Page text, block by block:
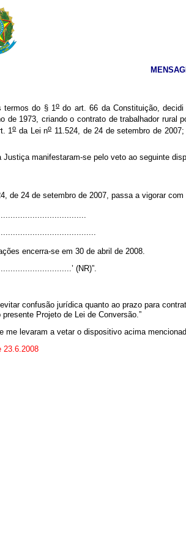
termos do § 1o do art. 66 da Constituição,
de 1973, criando o contrato de trabalhador rural
1oda Lei no11.524, de 24 de setembro de
manifestaram-se pelo veto ao seguinte
de 24 de setembro de 2007, passa a vigorar com
encerra-se em 30 de abril de 2008.
(NR)”.
confusão jurídica quanto ao prazo para
Projeto de Lei de Conversão.”
me levaram a vetar o dispositivo acima
23.6.2008